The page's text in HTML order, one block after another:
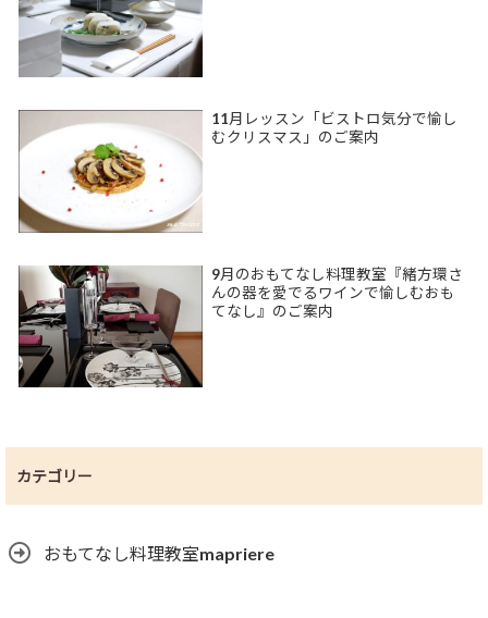
11月レッスン「ビストロ気分で愉し
むクリスマス」のご案内
9月のおもてなし料理教室『緒方環さ
んの器を愛でるワインで愉しむおも
てなし』のご案内
カテゴリー
おもてなし料理教室mapriere